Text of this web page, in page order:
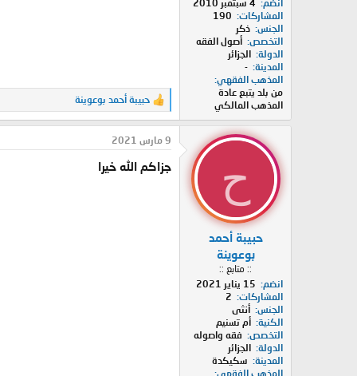
انضم
4 سبتمبر 2010
المشاركات
190
الجنس ذكر
التخصص أصول الفقه
الدولة الجزائر
المدينة -
المذهب الفقهي
من بلد يتبع عادة
المذهب المالكي
ا
ل
ت
ف
ع
حبيبة أحمد بوعوينة
ح
حبيبة أحمد
بوعوينة
:: متابع ::
انضم
15 يناير 2021
المشاركات
2
الجنس أنثى
الكنية أم تسنيم
التخصص
فقه واصوله
الدولة الجزائر
المدينة
سكيكدة
المذهب الفقهي
9 مارس 2021
جزاكم الله خيرا